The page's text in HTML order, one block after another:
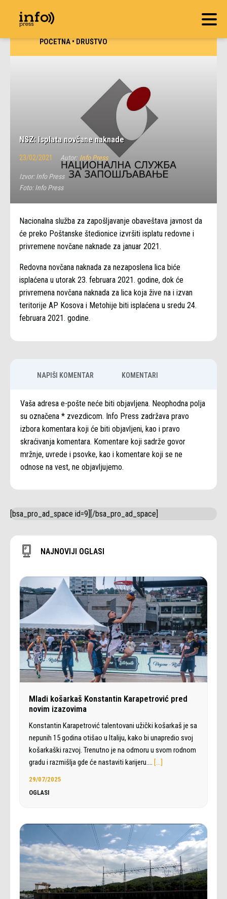
POČETNA•DRUŠTVO
NSZ: Isplata novčane naknade
23/02/2021 Autor: Info Press
Izvor:Info Press
Foto:Info Press
Nacionalna služba za zapošljavanje obaveštava javnost da
će preko Poštanske štedionice izvršiti isplatu redovne i
privremene novčane naknade za januar 2021.
Redovna novčana naknada za nezaposlena lica biće
isplaćena u utorak 23. februara 2021. godine, dok će
privremena novčana naknada za lica koja žive na i izvan
teritorije AP Kosova i Metohije biti isplaćena u sredu 24.
februara 2021. godine.
NAPIŠI KOMENTAR KOMENTARI
Vaša adresa e-pošte neće biti objavljena. Neophodna polja
su označena * zvezdicom. Info Press zadržava pravo
izbora komentara koji će biti objavljeni, kao i pravo
skraćivanja komentara. Komentare koji sadrže govor
mržnje, uvrede i psovke, kao i komentare koji se ne
odnose na vest, ne objavljujemo.
[bsa_pro_ad_space id=9][/bsa_pro_ad_space]
NAJNOVIJI OGLASI
Mladi košarkaš Konstantin Karapetrović pred
novim izazovima
Konstantin Karapetrović talentovani užički košarkaš je sa
nepunih 15 godina otišao u Italiju, kako bi unapredio svoj
košarkaški razvoj. Trenutno je na odmoru u svom rodnom
gradu i razmišlja gde će nastaviti karijeru.… […]
29/07/2025
OGLASI